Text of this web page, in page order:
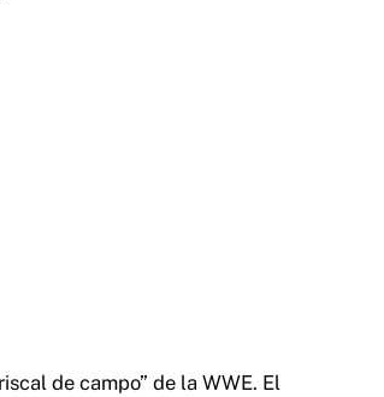
de campo” de la WWE. El